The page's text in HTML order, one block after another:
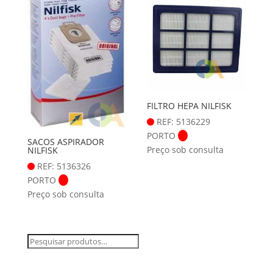
SACOS ASPIRADOR
NILFISK
REF: 5136326
PORTO
Preço sob consulta
FILTRO HEPA NILFISK
REF: 5136229
PORTO
Preço sob consulta